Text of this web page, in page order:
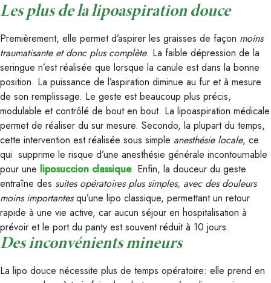
Les plus de la lipoaspiration douce
Premièrement, elle permet d’aspirer les graisses de façon moins
traumatisante et donc plus complète. La faible dépression de la
seringue n’est réalisée que lorsque la canule est dans la bonne
position. La puissance de l’aspiration diminue au fur et à mesure
de son remplissage. Le geste est beaucoup plus précis,
modulable et contrôlé de bout en bout. La lipoaspiration médicale
permet de réaliser du sur mesure. Secondo, la plupart du temps,
cette intervention est réalisée sous simple anesthésie locale, ce
qui supprime le risque d’une anesthésie générale incontournable
pour une liposuccion classique. Enfin, la douceur du geste
entraîne des suites opératoires plus simples, avec des douleurs
moins importantesqu’une lipo classique, permettant un retour
rapide à une vie active, car aucun séjour en hospitalisation à
prévoir et le port du panty est souvent réduit à 10 jours.
Des inconvénients mineurs
La lipo douce nécessite plus de temps opératoire: elle prend en